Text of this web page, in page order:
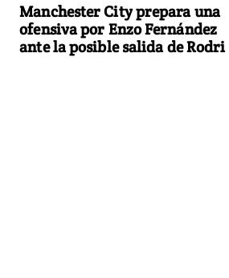
Manchester City prepara una
ofensiva por Enzo Fernández
ante la posible salida de Rodri